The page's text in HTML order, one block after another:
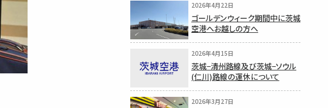
2026年4月22日
ゴールデンウィーク期間中に茨城
空港へお越しの方へ
2026年4月15日
茨城−清州路線及び茨城−ソウル
(仁川)路線の運休について
2026年3月27日